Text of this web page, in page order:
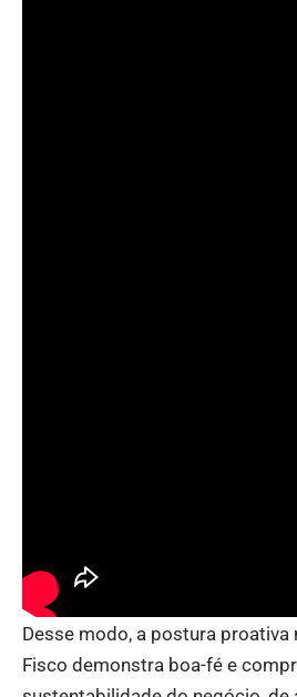
Desse modo, a postura proativa
Fisco demonstra boa-fé e